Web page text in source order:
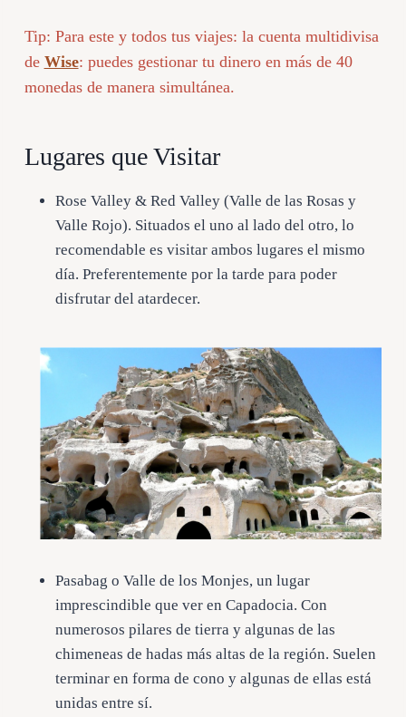
Tip: Para este y todos tus viajes: la cuenta multidivisa
de Wise: puedes gestionar tu dinero en más de 40
monedas de manera simultánea.
Lugares que Visitar
Rose Valley & Red Valley (Valle de las Rosas y
Valle Rojo). Situados el uno al lado del otro, lo
recomendable es visitar ambos lugares el mismo
día. Preferentemente por la tarde para poder
disfrutar del atardecer.
Pasabag o Valle de los Monjes, un lugar
imprescindible que ver en Capadocia. Con
numerosos pilares de tierra y algunas de las
chimeneas de hadas más altas de la región. Suelen
terminar en forma de cono y algunas de ellas está
unidas entre sí.